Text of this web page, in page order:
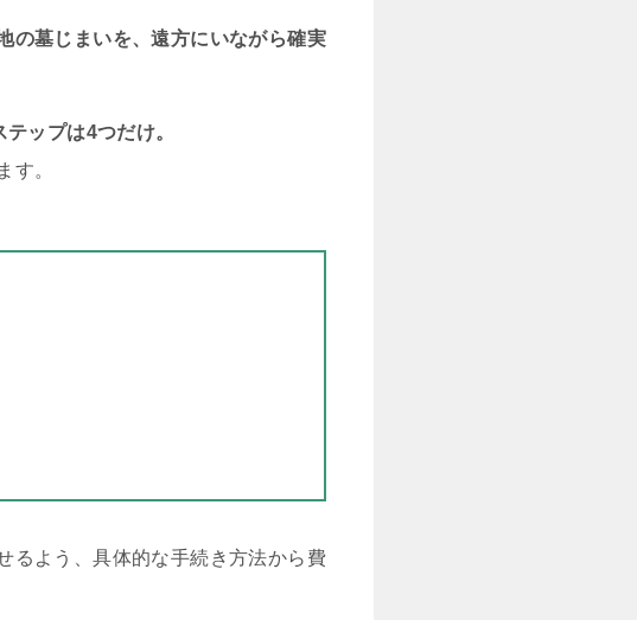
の墓じまいを、遠方にいながら確実
テップは4つだけ。
す。
るよう、具体的な手続き方法から費